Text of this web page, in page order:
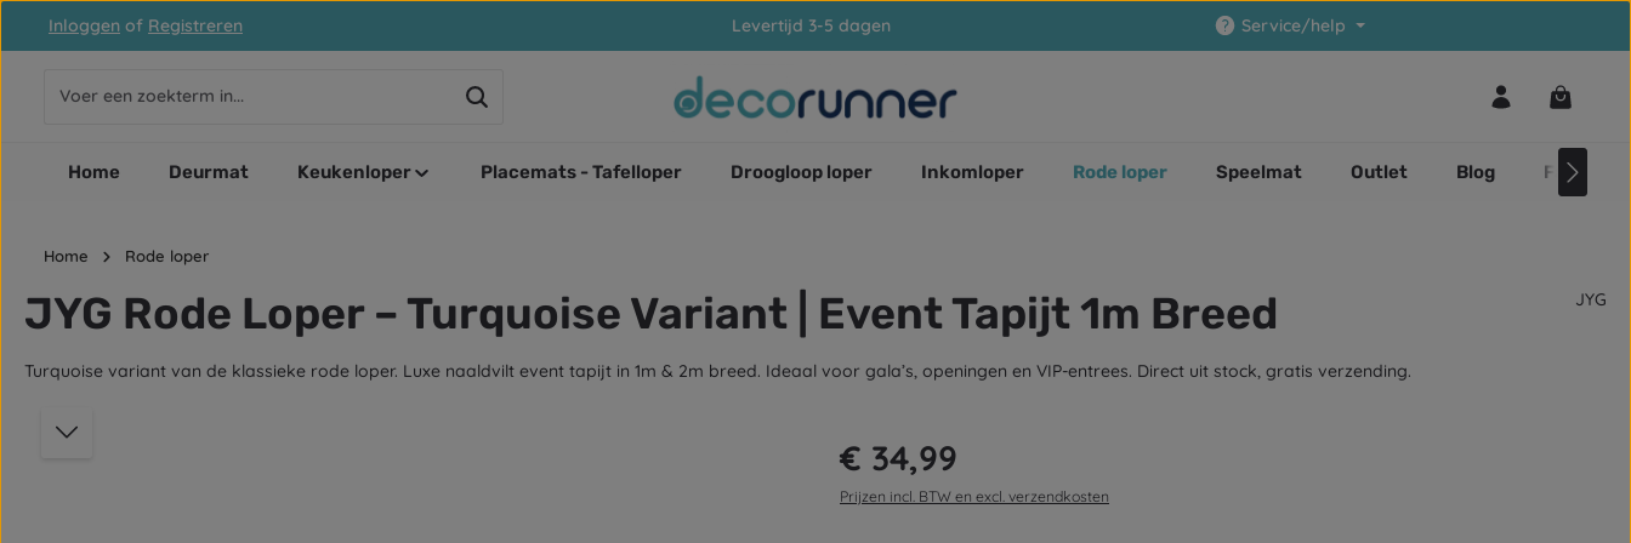
de hoofdinhoud
Ga naar de zoekopdracht
Ga naar de hoofdnavigatie
Inloggen of Registreren Levertijd 3-5 dagen Service/help
Home Deurmat Keukenloper Placemats - Tafelloper Droogloop loper Inkomloper Rode loper Speelmat Outlet Blog Faq
Home Rode loper
JYG Rode Loper – Turquoise Variant | Event Tapijt 1m Breed JYG
Turquoise variant van de klassieke rode loper. Luxe naaldvilt event tapijt in 1m & 2m breed. Ideaal voor gala’s, openingen en VIP-entrees. Direct uit stock, gratis verzending.
Afbeeldingengalerij overslaan Normale prijs:
€ 34,99
Prijzen incl. BTW en excl. verzendkosten